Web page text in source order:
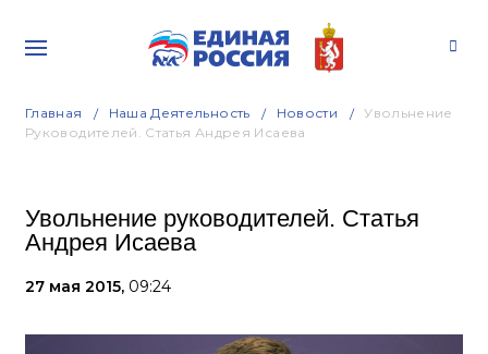
Главная Наша Деятельность Новости
Увольнение
Руководителей. Статья Андрея Исаева
Увольнение руководителей. Статья
Андрея Исаева
27 мая 2015, 09:24